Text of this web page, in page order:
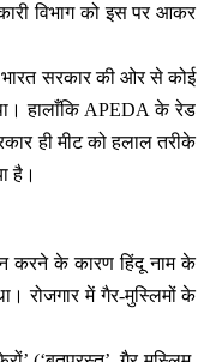
विभाग को इस पर आकर
सरकार की ओर से कोई
हालाँकि APEDA के रेड
ही मीट को हलाल तरीके
है।
करने के कारण हिंदू नाम के
रोजगार में गैर-मुस्लिमों के